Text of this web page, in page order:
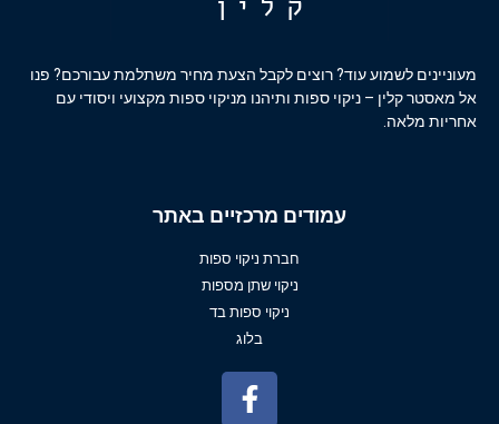
מעוניינים לשמוע עוד? רוצים לקבל הצעת מחיר משתלמת עבורכם? פנו
אל מאסטר קלין – ניקוי ספות ותיהנו מניקוי ספות מקצועי ויסודי עם
אחריות מלאה.
עמודים מרכזיים באתר
חברת ניקוי ספות
ניקוי שתן מספות
ניקוי ספות בד
בלוג